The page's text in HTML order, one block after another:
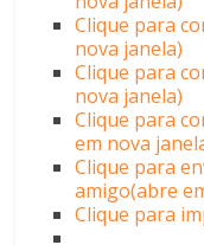
Clique para
nova janela)
Clique para
nova janela)
Clique para
em nova
Clique para
amigo(abre
Clique para